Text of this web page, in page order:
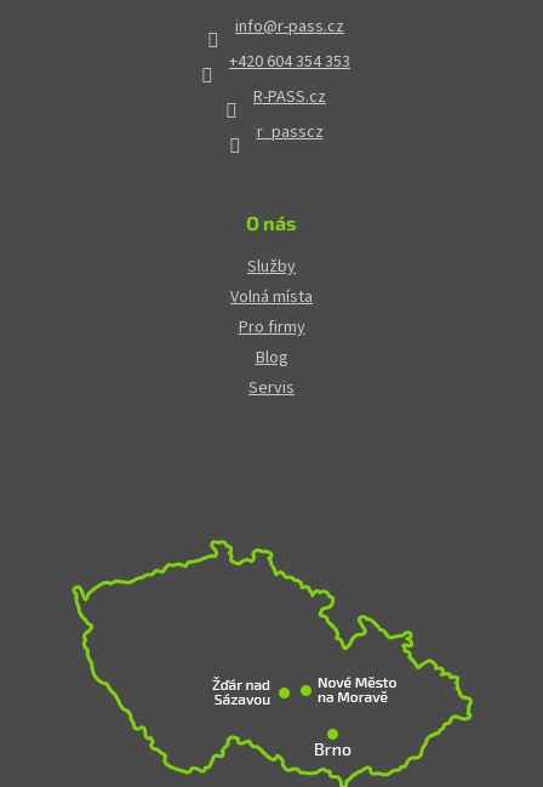
info@r-pass.cz
+420 604 354 353
R-PASS.cz
r_passcz
O nás
Služby
Volná místa
Pro firmy
Blog
Servis